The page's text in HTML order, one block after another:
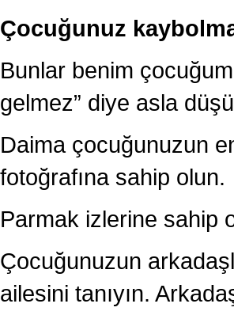
Çocuğunuz
Bunlar benim
gelmez” diye asla
Daima çocuğunuzun
fotoğrafına sahip olun.
Parmak izlerine sahip
Çocuğunuzun
ailesini tanıyın.